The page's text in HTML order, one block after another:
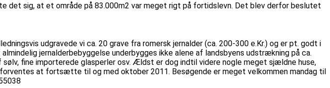
det sig, at et område på 83.000m2 var meget rigt på fortidslevn. Det blev derfor beslutet
udgravede vi ca. 20 grave fra romersk jernalder (ca. 200-300 e.Kr.) og er pt. godt i
jernalderbebyggelse underbygges ikke alene af landsbyens udstrækning på ca.
fine importerede glasperler osv. Ældst er dog indtil videre nogle meget sjældne huse,
at fortsætte til og med oktober 2011. Besøgende er meget velkommen mandag til